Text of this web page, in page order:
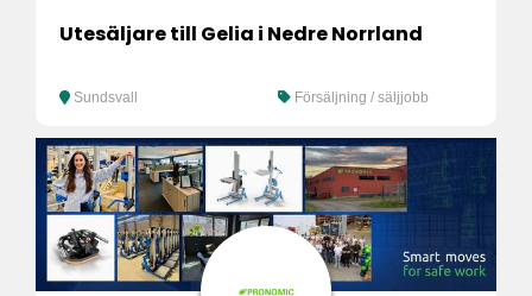
Utesäljare till Gelia i Nedre Norrland
Sundsvall Försäljning / säljjobb